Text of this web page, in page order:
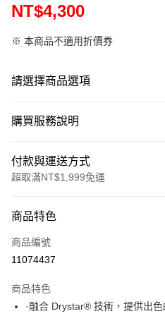
NT$4,300
※ 本商品不適用折價券
請選擇商品選項
購買服務說明
付款與運送方式
超取滿NT$1,999免運
信用卡一次付款
信用卡分期付款
合作金庫商業銀行
華南商業銀行
超商取貨付款
商品特色
商品編號
11074437
商品特色
·融合 Drystar® 技術，提供出色